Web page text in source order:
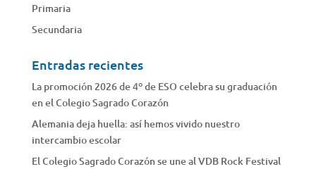
Primaria
Secundaria
Entradas recientes
La promoción 2026 de 4º de ESO celebra su graduación
en el Colegio Sagrado Corazón
Alemania deja huella: así hemos vivido nuestro
intercambio escolar
El Colegio Sagrado Corazón se une al VDB Rock Festival